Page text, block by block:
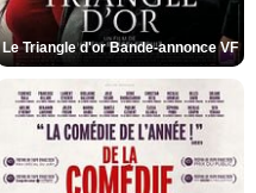
Le Triangle d'or Bande-annonce VF